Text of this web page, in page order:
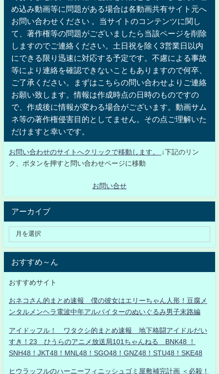
め込み動画等に問題がある場合は各動画共有サイト元へ
お問い合わせください 。当サイトのコンテンツに関し
て、著作権等の問題がございましたら当該ページを削除
しますのでご連絡ください。土日祝を除く3営業日以内
にできる限り迅速に対応する予定です。不慮による事故
等により連絡を確認できないこともありますので何卒、
ご了承ください。まずはこちらの問い合わせよりご連絡
お願い致します。情報は作成時点の日時のものですの
で、作成後に情報が変わる場合がございます。動画サム
ネ等の著作権侵害目的としてません。その点ご理解いた
だけますと幸いです。
お問い合わせのサイトへクリックで移動します。
↓下記のリン
ク、ボタンを押すと問い合わせページに移動
お問い合せ
アーカイブ
おすすめ～ん
おすすめサイト
おネコさん的まとめ速報 僕の彼女はエリーちゃん人形！豆腐メ
ンタルメンヘラ電波中年アルバイターのぬいぐるみ男子末路編
アイドッフル！ ワタクシ的まとめ速報 地下格闘アイドルだい
すき！23 ひうらのアニメ放送局101ちゃんねる BNK48 ！
SNH48！JKT48！MNL48！SGO48！GNZ48！STU48！SKE48
ヒウラッフルのハーニーフィニッシュゴミ屋敷補完計画 ＜必殺！